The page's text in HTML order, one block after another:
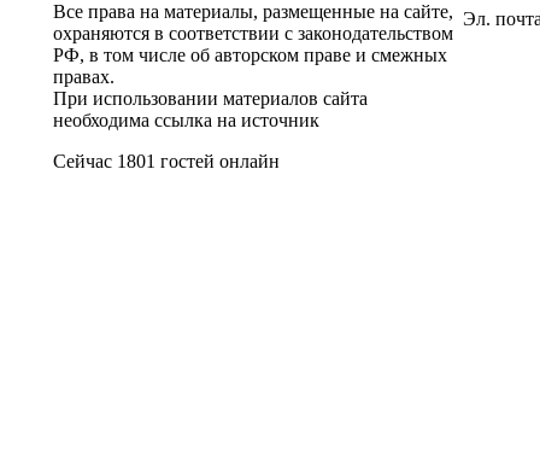
Все права на материалы, размещенные на сайте,
охраняются в соответствии с законодательством
РФ, в том числе об авторском праве и смежных
правах.
При использовании материалов сайта
необходима ссылка на источник
Сейчас 1801 гостей онлайн
Эл.